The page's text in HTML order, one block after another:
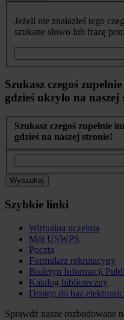
Jeżeli nie znalazłeś tego
szukane słowo lub frazę
Szukasz czegoś
gdzieś ukryło na naszej
Szukasz czegoś zupełnie
gdzieś na naszej stronie!
Wyszukaj
Szybkie linki
Wirtualna uczelnia
Mój USWPS
Poczta
Formularz rekrutacyny
Biuletyn Informacji
Katalog biblioteczny
Dostęp do baz
Sprawdź nasze rozbudowane